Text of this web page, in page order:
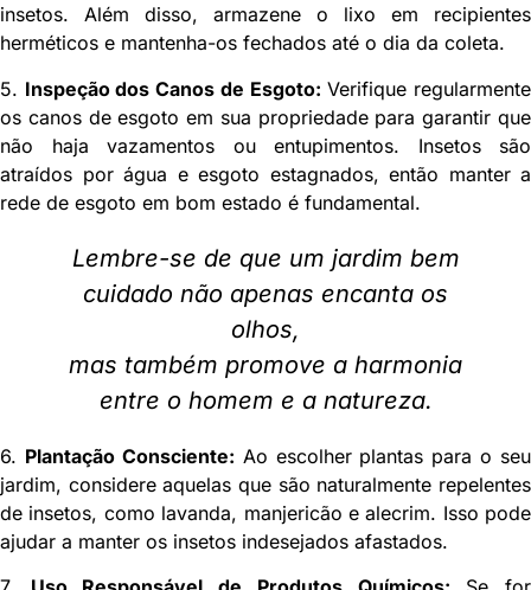
insetos. Além disso, armazene o lixo em recipientes
herméticos e mantenha-os fechados até o dia da coleta.
5. Inspeção dos Canos de Esgoto: Verifique regularmente
os canos de esgoto em sua propriedade para garantir que
não haja vazamentos ou entupimentos. Insetos são
atraídos por água e esgoto estagnados, então manter a
rede de esgoto em bom estado é fundamental.
Lembre-se de que um jardim bem
cuidado não apenas encanta os
olhos,
mas também promove a harmonia
entre o homem e a natureza.
6. Plantação Consciente: Ao escolher plantas para o seu
jardim, considere aquelas que são naturalmente repelentes
de insetos, como lavanda, manjericão e alecrim. Isso pode
ajudar a manter os insetos indesejados afastados.